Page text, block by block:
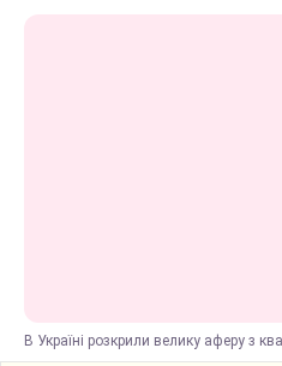
В Україні розкрили велику аферу з